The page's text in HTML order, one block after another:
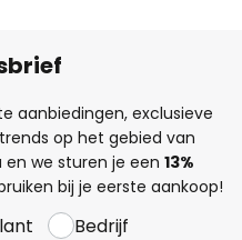
aanbiedingen, exclusieve
op het gebied van
en we sturen je een 13%
bij je eerste aankoop!
Bedrijf